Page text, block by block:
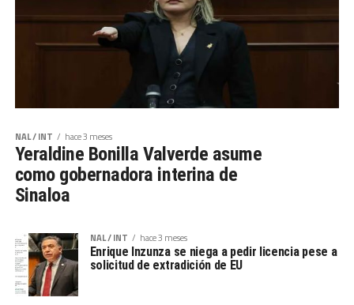
NAL / INT hace 3 meses
Yeraldine Bonilla Valverde asume
como gobernadora interina de
Sinaloa
NAL / INT hace 3 meses
Enrique Inzunza se niega a pedir licencia pese a
solicitud de extradición de EU